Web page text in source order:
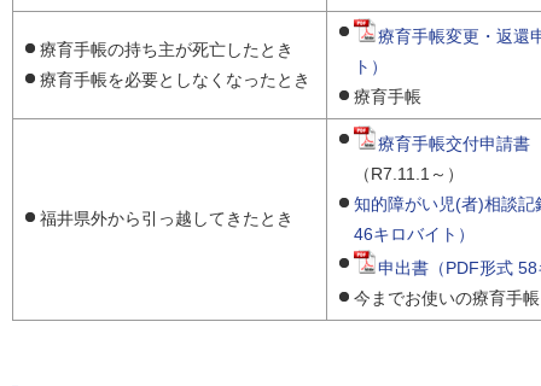
療育手帳の持ち主が死亡したとき
療育手帳を必要としなくなったとき
療育手帳変更・返還
ト）
療育手帳
福井県外から引っ越してきたとき
療育手帳交付申請書
（R7.11.1～）
知的障がい児(者)相談
46キロバイト）
申出書（PDF形式
今までお使いの療育手帳